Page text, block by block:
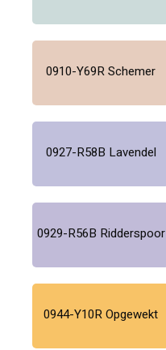
0910-Y69R Schemer
0927-R58B Lavendel
0929-R56B Ridderspoor
0944-Y10R Opgewekt